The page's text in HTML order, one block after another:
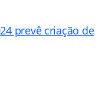
prevê criação de